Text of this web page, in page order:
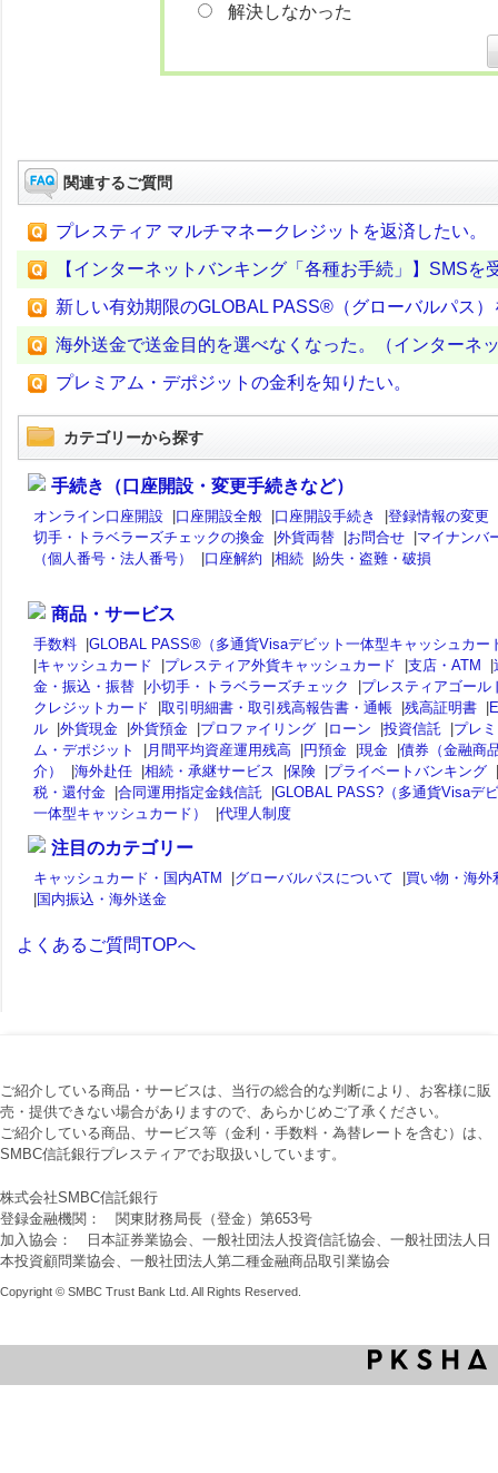
解決しなかった
関連するご質問
プレスティア マルチマネークレジットを返済したい。
【インターネットバンキング「各種お手続」】SMSを
新しい有効期限のGLOBAL PASS®（グローバルパス
海外送金で送金目的を選べなくなった。（インターネ
プレミアム・デポジットの金利を知りたい。
カテゴリーから探す
手続き（口座開設・変更手続きなど）
オンライン口座開設 |口座開設全般 |口座開設手続き |登録情報の変更
切手・トラベラーズチェックの換金 |外貨両替 |お問合せ |マイナンバ
（個人番号・法人番号）
|口座解約 |相続 |紛失・盗難・破損
商品・サービス
手数料 |GLOBAL PASS®（多通貨Visaデビット一体型キャッシュカー
|キャッシュカード |プレスティア外貨キャッシュカード |支店・ATM |
金・振込・振替 |小切手・トラベラーズチェック |プレスティアゴール
クレジットカード
|取引明細書・取引残高報告書・通帳 |残高証明書 |
ル |外貨現金 |外貨預金 |プロファイリング |ローン |投資信託 |プレ
ム・デポジット
| 月間平均資産運用残高 |円預金 |現金 |債券（金融商
介）
|海外赴任 |相続・承継サービス |保険 |プライベートバンキング |
税・還付金 |合同運用指定金銭信託 |GLOBAL PASS?（多通貨Visaデ
一体型キャッシュカード）
|代理人制度
注目のカテゴリー
キャッシュカード・国内ATM |グローバルパスについて |買い物・海外
|国内振込・海外送金
よくあるご質問TOPへ
ご紹介している商品・サービスは、当行の総合的な判断により、お客様に販
売・提供できない場合がありますので、あらかじめご了承ください。
ご紹介している商品、サービス等（金利・手数料・為替レートを含む）は、
SMBC信託銀行プレスティアでお取扱いしています。
株式会社SMBC信託銀行
登録金融機関： 関東財務局長（登金）第653号
加入協会： 日本証券業協会、一般社団法人投資信託協会、一般社団法人日
本投資顧問業協会、一般社団法人第二種金融商品取引業協会
Copyright © SMBC Trust Bank Ltd. All Rights Reserved.